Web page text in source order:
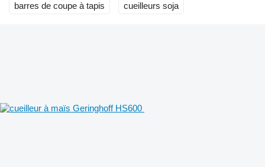
barres de coupe à tapis cueilleurs soja